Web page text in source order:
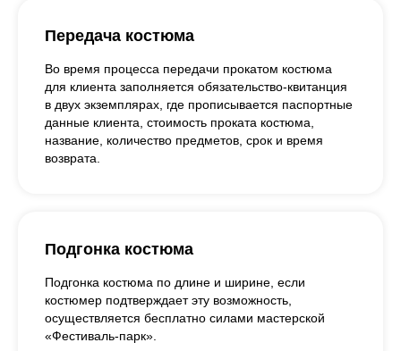
Передача костюма
Во время процесса передачи прокатом костюма
для клиента заполняется обязательство-квитанция
в двух экземплярах, где прописывается паспортные
данные клиента, стоимость проката костюма,
название, количество предметов, срок и время
возврата.
Подгонка костюма
Подгонка костюма по длине и ширине, если
костюмер подтверждает эту возможность,
осуществляется бесплатно силами мастерской
«Фестиваль-парк».